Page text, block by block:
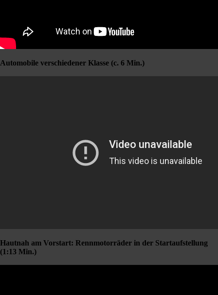
Automobile verschiedener Klasse (c. 6 Min.)
Hautnah am Vorstart: Rennmotorräder in der Startaufstellung
(1:13 Min.)